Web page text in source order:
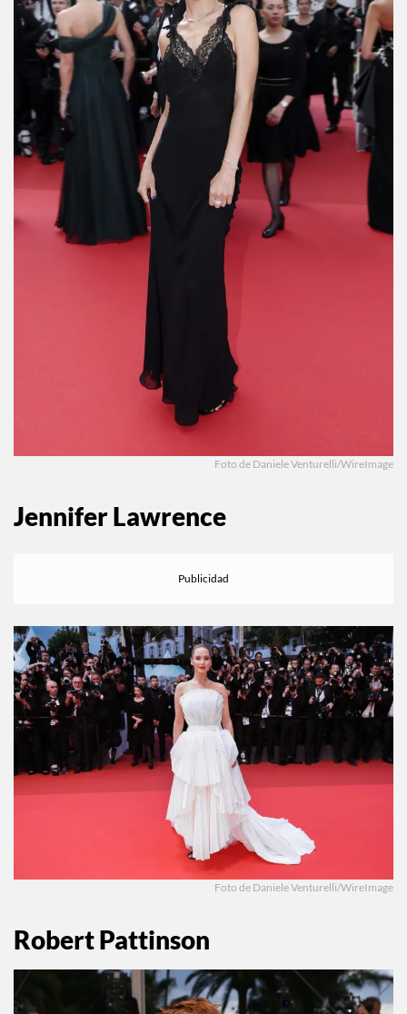
Foto de Daniele Venturelli/WireImage
Jennifer Lawrence
Foto de Daniele Venturelli/WireImage
Robert Pattinson